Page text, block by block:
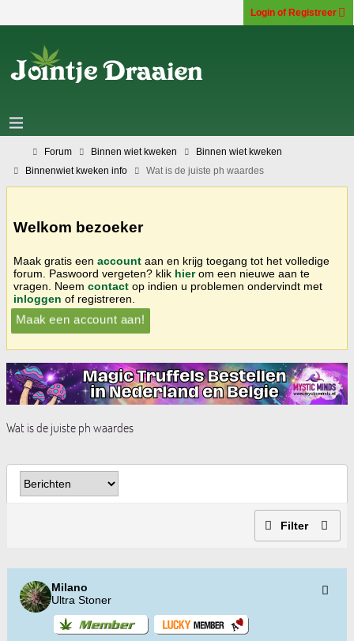
Login of Registreer
Forum Binnen wiet kweken
Binnen wiet kweken
Binnenwiet kweken info
Wat is de juiste ph waardes
Welkom bezoeker
Maak gratis een account aan en krijg toegang tot het volledige
forum. Paswoord vergeten? klik hierom een nieuwe aan te
vragen. Neem contact op indien u problemen ondervindt met
inloggen of registreren.
Maak een account aan!
Wat is de juiste ph waardes
Filter
Milano
Ultra Stoner